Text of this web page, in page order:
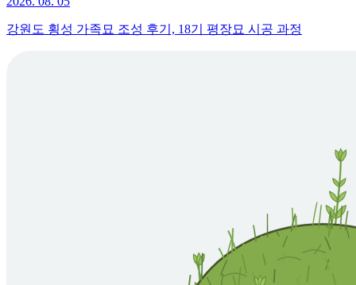
강원도 횡성 가족묘 조성 후기, 18기 평장묘 시공 과정